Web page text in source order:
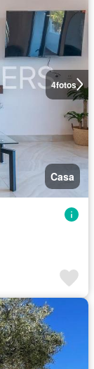
4fotos
Casa